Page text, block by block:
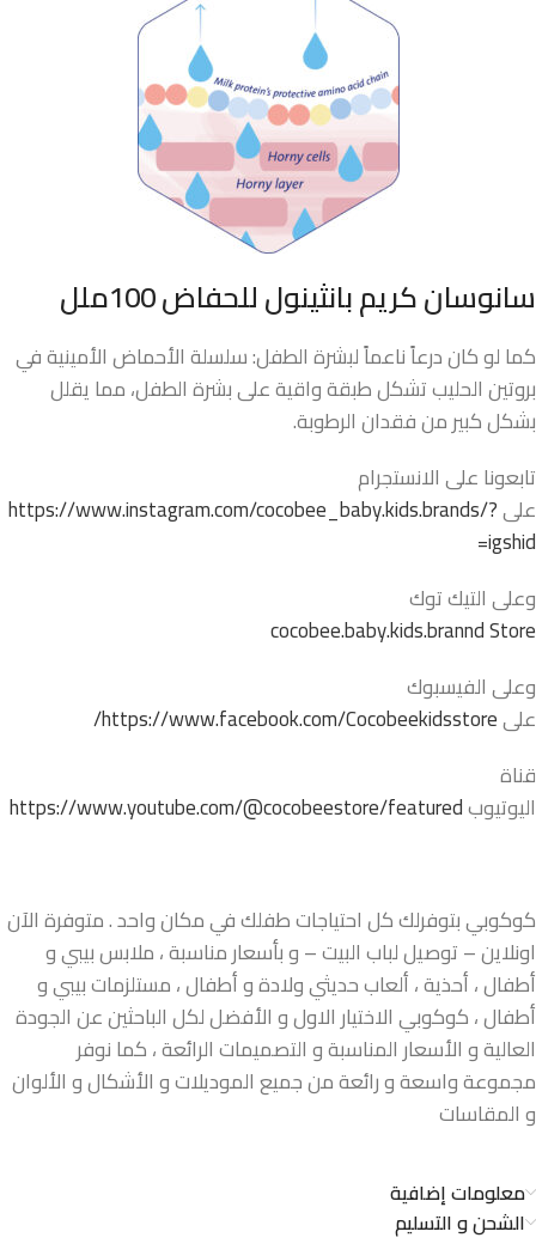
سانوسان كريم بانثينول للحفاض 100ملل
كما لو كان درعاً ناعماً لبشرة الطفل: سلسلة الأحماض الأمينية في
بروتين الحليب تشكل طبقة واقية على بشرة الطفل، مما يقلل
بشكل كبير من فقدان الرطوبة.
تابعونا على الانستجرام
علىhttps://www.instagram.com/cocobee_baby.kids.brands/?
igshid=
وعلى التيك توك
cocobee.baby.kids.brannd Store
وعلى الفيسبوك
علىhttps://www.facebook.com/Cocobeekidsstore/
قناة
اليوتيوبhttps://www.youtube.com/@cocobeestore/featured
كوكوبي بتوفرلك كل احتياجات طفلك في مكان واحد . متوفرة الآن
اونلاين – توصيل لباب البيت – و بأسعار مناسبة ، ملابس بيبي و
أطفال ، أحذية ، ألعاب حديثي ولادة و أطفال ، مستلزمات بيبي و
أطفال ، كوكوبي الاختيار الاول و الأفضل لكل الباحثين عن الجودة
العالية و الأسعار المناسبة و التصميمات الرائعة ، كما نوفر
مجموعة واسعة و رائعة من جميع الموديلات و الأشكال و الألوان
و المقاسات
معلومات إضافية
الشحن و التسليم